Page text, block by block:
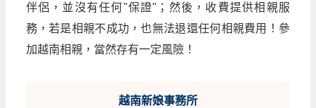
伴侶，並沒有任何"保證"；然後，收費提供相親服
務，若是相親不成功，也無法退還任何相親費用！參
加越南相親，當然存有一定風險！
越南新娘事務所